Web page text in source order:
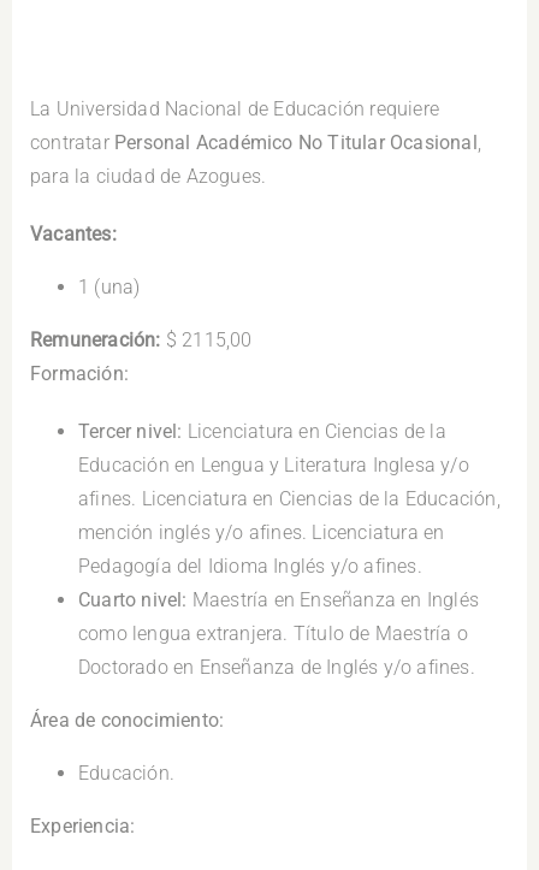
La Universidad Nacional de Educación requiere
contratar Personal Académico No Titular Ocasional ,
para la ciudad de Azogues.
Vacantes:
1 (una)
Remuneración: $ 2115,00
Formación:
Tercer nivel: Licenciatura en Ciencias de la
Educación en Lengua y Literatura Inglesa y/o
afines. Licenciatura en Ciencias de la Educación,
mención inglés y/o afines. Licenciatura en
Pedagogía del Idioma Inglés y/o afines.
Cuarto nivel: Maestría en Enseñanza en Inglés
como lengua extranjera. Título de Maestría o
Doctorado en Enseñanza de Inglés y/o afines.
Área de conocimiento:
Educación.
Experiencia: